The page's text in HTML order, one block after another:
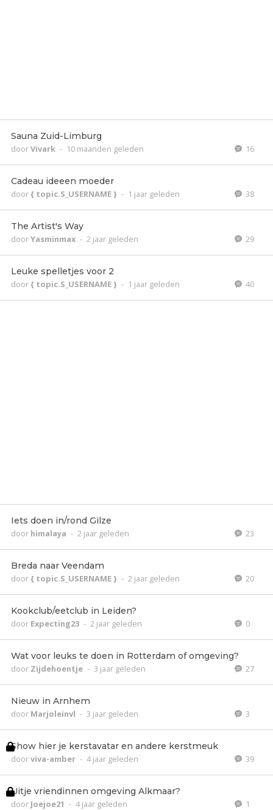
Sauna Zuid-Limburg
doorVivark - 10 maanden geleden 16
Cadeau ideeen moeder
door{ topic.S_USERNAME } - 1 jaar geleden 38
The Artist's Way
doorYasminmax - 2 jaar geleden 29
Leuke spelletjes voor 2
door{ topic.S_USERNAME } - 1 jaar geleden 40
Iets doen in/rond Gilze
door himalaya - 2 jaar geleden 23
Breda naar Veendam
door{ topic.S_USERNAME } - 2 jaar geleden 20
Kookclub/eetclub in Leiden?
door Expecting23 - 2 jaar geleden 0
Wat voor leuks te doen in Rotterdam of omgeving?
door Zijdehoentje - 3 jaar geleden 27
Nieuw in Arnhem
door Marjoleinvl - 3 jaar geleden 3
Show hier je kerstavatar en andere kerstmeuk
doorviva-amber - 4 jaar geleden 39
Uitje vriendinnen omgeving Alkmaar?
door Joejoe21 - 4 jaar geleden 1